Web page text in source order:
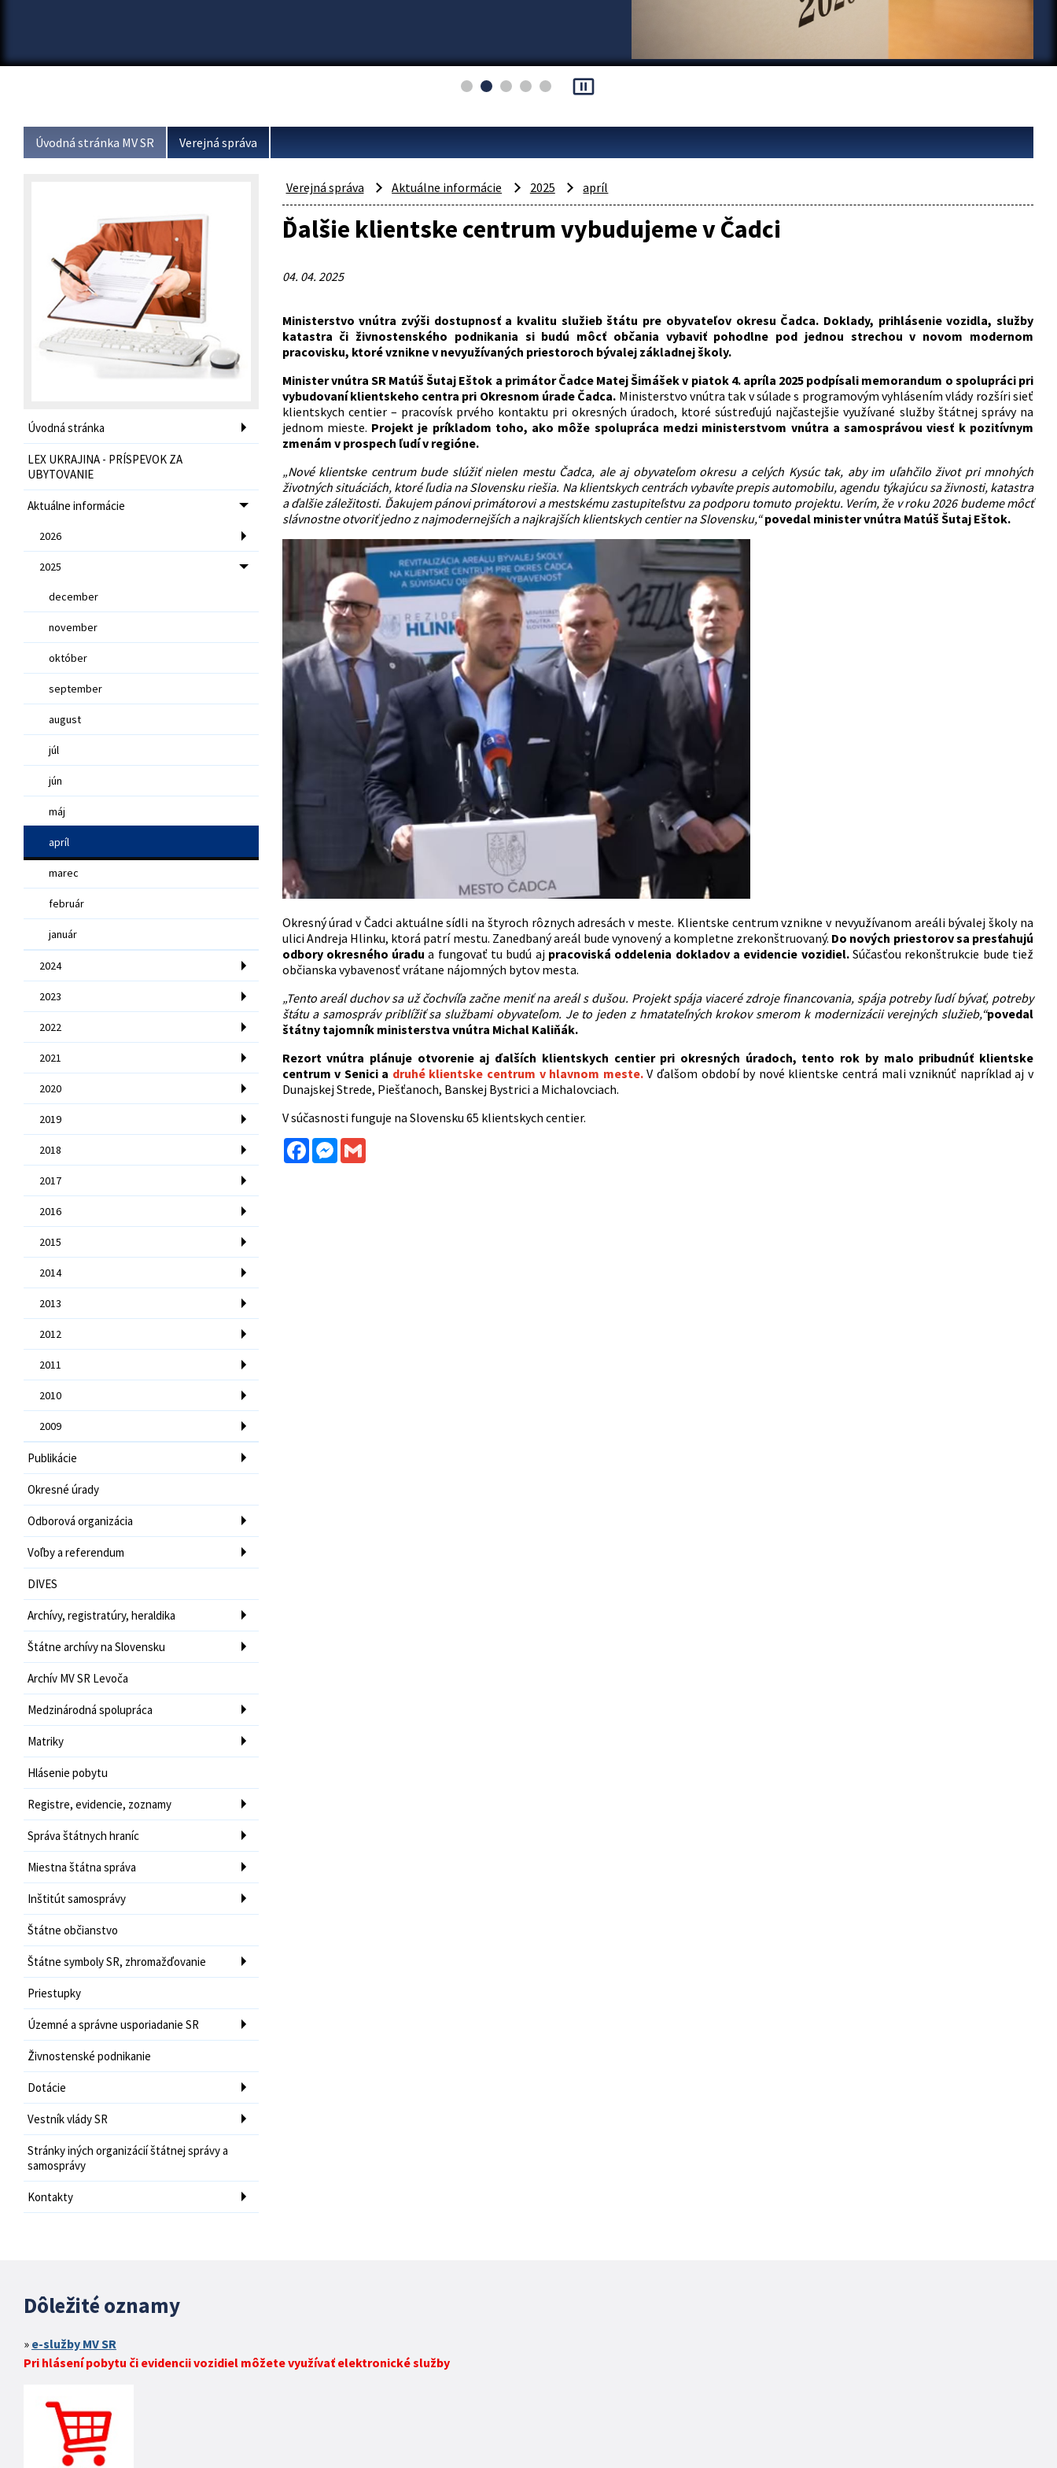
pause_presentation
Úvodná stránka MV SR Verejná správa
Úvodná stránka
LEX UKRAJINA - PRÍSPEVOK ZA
UBYTOVANIE
Aktuálne informácie
2026
2025
december
november
október
september
august
júl
jún
máj
apríl
marec
február
január
2024
2023
2022
2021
2020
2019
2018
2017
2016
2015
2014
2013
2012
2011
2010
2009
Publikácie
Okresné úrady
Odborová organizácia
Voľby a referendum
DIVES
Archívy, registratúry, heraldika
Štátne archívy na Slovensku
Archív MV SR Levoča
Medzinárodná spolupráca
Matriky
Hlásenie pobytu
Registre, evidencie, zoznamy
Správa štátnych hraníc
Miestna štátna správa
Inštitút samosprávy
Štátne občianstvo
Štátne symboly SR, zhromažďovanie
Priestupky
Územné a správne usporiadanie SR
Živnostenské podnikanie
Dotácie
Vestník vlády SR
Stránky iných organizácií štátnej správy a
samosprávy
Kontakty
Verejná správa Aktuálne informácie 2025 apríl
Ďalšie klientske centrum vybudujeme v Čadci
04. 04. 2025
Ministerstvo vnútra zvýši dostupnosť a kvalitu služieb štátu pre obyvateľov okresu Čadca. Doklady, prihlásenie vozidla, služby
katastra či živnostenského podnikania si budú môcť občania vybaviť pohodlne pod jednou strechou v novom modernom
pracovisku, ktoré vznikne v nevyužívaných priestoroch bývalej základnej školy.
Minister vnútra SR Matúš Šutaj Eštok a primátor Čadce Matej Šimášek v piatok 4. apríla 2025 podpísali memorandum o spolupráci pri
vybudovaní klientskeho centra pri Okresnom úrade Čadca. Ministerstvo vnútra tak v súlade s programovým vyhlásením vlády rozšíri sieť
klientskych centier – pracovísk prvého kontaktu pri okresných úradoch, ktoré sústreďujú najčastejšie využívané služby štátnej správy na
jednom mieste. Projekt je príkladom toho, ako môže spolupráca medzi ministerstvom vnútra a samosprávou viesť k pozitívnym
zmenám v prospech ľudí v regióne.
„Nové klientske centrum bude slúžiť nielen mestu Čadca, ale aj obyvateľom okresu a celých Kysúc tak, aby im uľahčilo život pri mnohých
životných situáciách, ktoré ľudia na Slovensku riešia. Na klientskych centrách vybavíte prepis automobilu, agendu týkajúcu sa živnosti, katastra
a ďalšie záležitosti. Ďakujem pánovi primátorovi a mestskému zastupiteľstvu za podporu tomuto projektu. Verím, že v roku 2026 budeme môcť
slávnostne otvoriť jedno z najmodernejších a najkrajších klientskych centier na Slovensku,“povedal minister vnútra Matúš Šutaj Eštok.
Okresný úrad v Čadci aktuálne sídli na štyroch rôznych adresách v meste. Klientske centrum vznikne v nevyužívanom areáli bývalej školy na
ulici Andreja Hlinku, ktorá patrí mestu. Zanedbaný areál bude vynovený a kompletne zrekonštruovaný. Do nových priestorov sa presťahujú
odbory okresného úradu a fungovať tu budú aj pracoviská oddelenia dokladov a evidencie vozidiel.Súčasťou rekonštrukcie bude tiež
občianska vybavenosť vrátane nájomných bytov mesta.
„Tento areál duchov sa už čochvíľa začne meniť na areál s dušou. Projekt spája viaceré zdroje financovania, spája potreby ľudí bývať, potreby
štátu a samospráv priblížiť sa službami obyvateľom. Je to jeden z hmatateľných krokov smerom k modernizácii verejných služieb,“povedal
štátny tajomník ministerstva vnútra Michal Kaliňák.
Rezort vnútra plánuje otvorenie aj ďalších klientskych centier pri okresných úradoch, tento rok by malo pribudnúť klientske
centrum v Senici a druhé klientske centrum v hlavnom meste.V ďalšom období by nové klientske centrá mali vzniknúť napríklad aj v
Dunajskej Strede, Piešťanoch, Banskej Bystrici a Michalovciach.
V súčasnosti funguje na Slovensku 65 klientskych centier.
FacebookMessenger
Gmail
Dôležité oznamy
e-služby MV SR
Pri hlásení pobytu či evidencii vozidiel môžete využívať elektronické služby